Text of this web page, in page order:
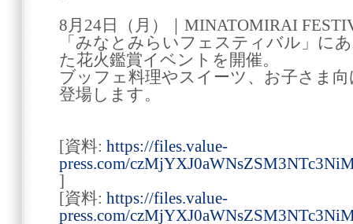
8月24日（月）｜MINATOMIRAI
「みなとみらいフェスティバル」に
た花火鑑賞イベントを開催。
ブッフェ料理やスイーツ、お子さま
登場します。
[資料: https://files.value-
press.com/
]
[資料: https://files.value-
press.com/